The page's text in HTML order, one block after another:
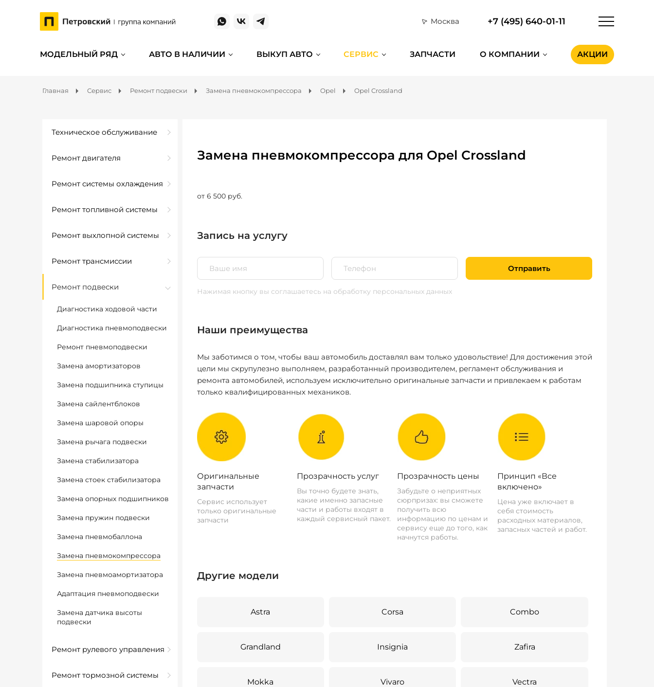
Москва +7 (495) 640-01-11
МОДЕЛЬНЫЙ РЯД АВТО В НАЛИЧИИ ВЫКУП АВТО СЕРВИС ЗАПЧАСТИ О КОМПАНИИ АКЦИИ
Главная Сервис Ремонт подвески Замена пневмокомпрессора Opel Opel Crossland
Техническое обслуживание
Ремонт двигателя
Ремонт системы охлаждения
Ремонт топливной системы
Ремонт выхлопной системы
Ремонт трансмиссии
Ремонт подвески
Диагностика ходовой части
Диагностика пневмоподвески
Ремонт пневмоподвески
Замена амортизаторов
Замена подшипника ступицы
Замена сайлентблоков
Замена шаровой опоры
Замена рычага подвески
Замена стабилизатора
Замена стоек стабилизатора
Замена опорных подшипников
Замена пружин подвески
Замена пневмобаллона
Замена пневмокомпрессора
Замена пневмоамортизатора
Адаптация пневмоподвески
Замена датчика высоты
подвески
Ремонт рулевого управления
Ремонт тормозной системы
Замена пневмокомпрессора для Opel Crossland
от 6 500 руб.
Запись на услугу
Отправить
Нажимая кнопку вы соглашаетесь на обработку персональных данных
Наши преимущества
Мы заботимся о том, чтобы ваш автомобиль доставлял вам только удовольствие! Для достижения этой
цели мы скрупулезно выполняем, разработанный производителем, регламент обслуживания и
ремонта автомобилей, используем исключительно оригинальные запчасти и привлекаем к работам
только квалифицированных механиков.
Оригинальные
запчасти
Сервис использует
только оригинальные
запчасти
Прозрачность услуг
Вы точно будете знать,
какие именно запасные
части и работы входят в
каждый сервисный пакет.
Прозрачность цены
Забудьте о неприятных
сюрпризах: вы сможете
получить всю
информацию по ценам и
сервису еще до того, как
начнутся работы.
Принцип «Все
включено»
Цена уже включает в
себя стоимость
расходных материалов,
запасных частей и работ.
Другие модели
Astra Corsa Combo
Grandland Insignia Zafira
Mokka Vivaro Vectra